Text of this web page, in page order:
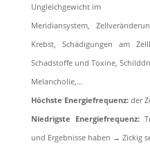
Ungleichgewicht im
Meridiansystem,
Krebst, Schädigungen am
Schadstoffe und Toxine,
Melancholie,…
Höchste Energiefrequenz:der
Niedrigste Energiefrequenz:
und Ergebnisse haben → Zickig